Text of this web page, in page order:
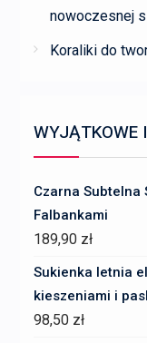
nowoczesnej
Koraliki do
WYJĄTKOWE
Czarna Subtelna
Falbankami
189,90 zł
Sukienka letnia
kieszeniami i
98,50 zł